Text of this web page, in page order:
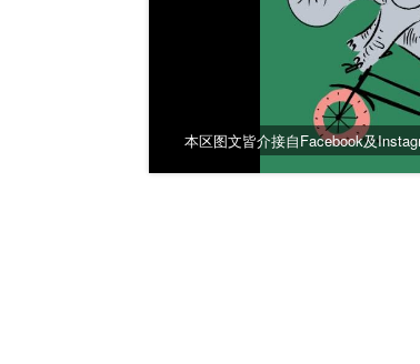
本区图文皆介接自Facebook及